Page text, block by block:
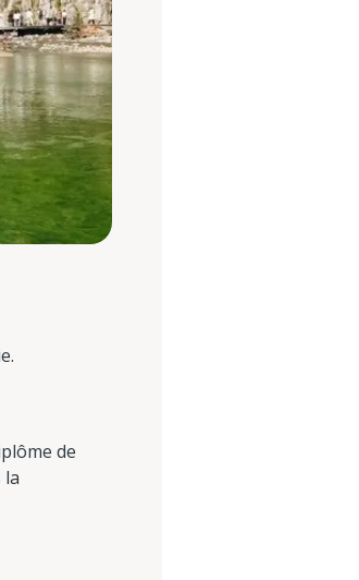
de
la